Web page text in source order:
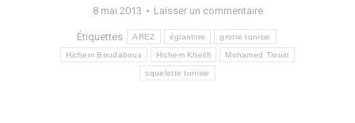
8 mai 2013
Laisser un commentaire
Étiquettes AREZ églantine grotte tunisie
Hichem Boudabous Hichem Khelifi Mohamed Tiouiri
squelette tunisie